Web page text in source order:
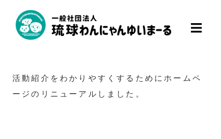
活動紹介をわかりやすくするためにホームペ
ージのリニューアルしました。